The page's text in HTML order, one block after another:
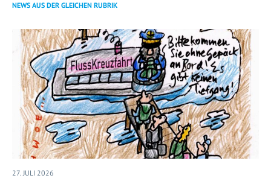
NEWS AUS DER GLEICHEN RUBRIK
27. JULI 2026